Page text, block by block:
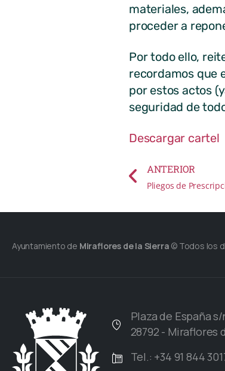
materiales,
proceder a
Por todo ello,
recordamos que
por estos actos
seguridad de
Descargar cartel
ANTERIOR
Ayuntamiento de Miraflores de la Sierra © Todos los
Plaza de España s/
28792 - Miraflores
Tel.: +34 91 844